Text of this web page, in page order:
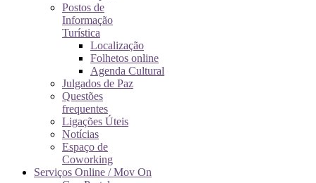
Postos de
Informação
Turística
Localização
Folhetos online
Agenda Cultural
Julgados de Paz
Questões
frequentes
Ligações Úteis
Notícias
Espaço de
Coworking
Serviços Online / Mov On